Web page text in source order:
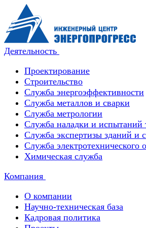
Деятельность
Проектирование
Строительство
Служба энергоэффективности
Служба металлов и сварки
Служба метрологии
Служба наладки и испытаний
Служба экспертизы зданий и
Служба электротехнического
Химическая служба
Компания
О компании
Научно-техническая база
Кадровая политика